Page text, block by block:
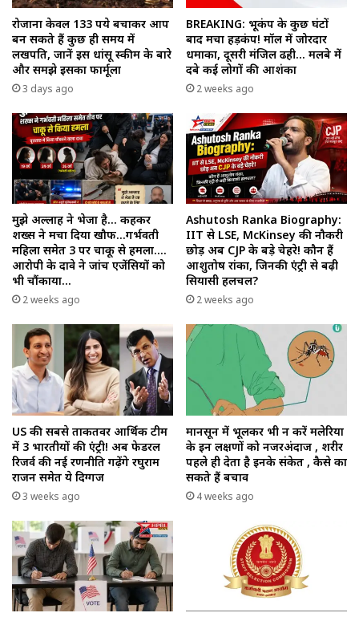
रोजाना केवल 133 रुपये बचाकर आप
बन सकते हैं कुछ ही समय में
लखपति, जानें इस धांसू स्कीम के बारे
और समझे इसका फार्मूला
3 days ago
BREAKING: भूकंप के कुछ घंटों
बाद मचा हड़कंप! मॉल में जोरदार
धमाका, दूसरी मंजिल ढही… मलबे में
दबे कई लोगों की आशंका
2 weeks ago
मुझे अल्लाह ने भेजा है… कहकर
शख्स ने मचा दिया खौफ…गर्भवती
महिला समेत 3 पर चाकू से हमला….
आरोपी के दावे ने जांच एजेंसियों को
भी चौंकाया…
2 weeks ago
Ashutosh Ranka Biography:
IIT से LSE, McKinsey की नौकरी
छोड़ अब CJP के बड़े चेहरे! कौन हैं
आशुतोष रांका, जिनकी एंट्री से बढ़ी
सियासी हलचल?
2 weeks ago
US की सबसे ताकतवर आर्थिक टीम
में 3 भारतीयों की एंट्री! अब फेडरल
रिजर्व की नई रणनीति गढ़ेंगे रघुराम
राजन समेत ये दिग्गज
3 weeks ago
मानसून में भूलकर भी न करें मलेरिया
के इन लक्षणों को नजरअंदाज , शरीर
पहले ही देता है इनके संकेत , कैसे का
सकते हैं बचाव
4 weeks ago